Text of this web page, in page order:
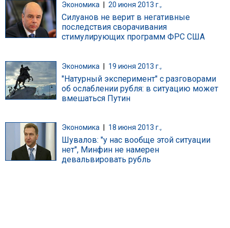
Экономика 20 июня 2013 г.,
Силуанов не верит в негативные
последствия сворачивания
стимулирующих программ ФРС США
Экономика | 19 июня 2013 г.,
"Натурный эксперимент" с разговорами
об ослаблении рубля: в ситуацию может
вмешаться Путин
Экономика 18 июня 2013 г.,
Шувалов: "у нас вообще этой ситуации
нет", Минфин не намерен
девальвировать рубль